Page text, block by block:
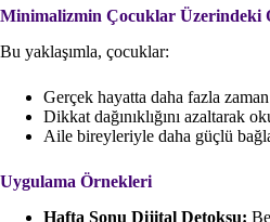
Minimalizmin Çocuklar Üzerindeki
Bu yaklaşımla, çocuklar:
Gerçek hayatta daha fazla zaman
Dikkat dağınıklığını azaltarak
Aile bireyleriyle daha güçlü
Uygulama Örnekleri
Hafta Sonu Dijital Detoksu: